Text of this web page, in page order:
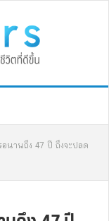
อนานถึง 47 ปี ถึงจะปลด